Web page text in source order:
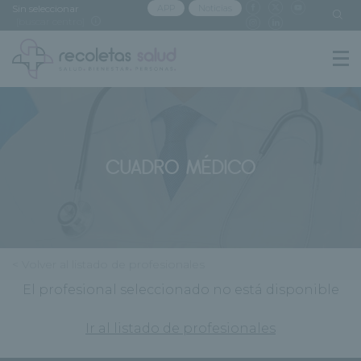
CUADRO MÉDICO
El profesional seleccionado no está disponible
Ir al listado de profesionales